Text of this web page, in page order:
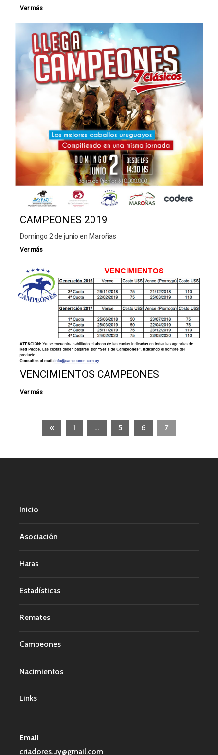
CAMPEONES 2019
Domingo 2 de junio en Maroñas
VENCIMIENTOS CAMPEONES
« 1 … 5 6 7
Inicio
Asociación
Haras
Estadísticas
Remates
Campeones
Nacimientos
Links
Email
criadores.uy@gmail.com